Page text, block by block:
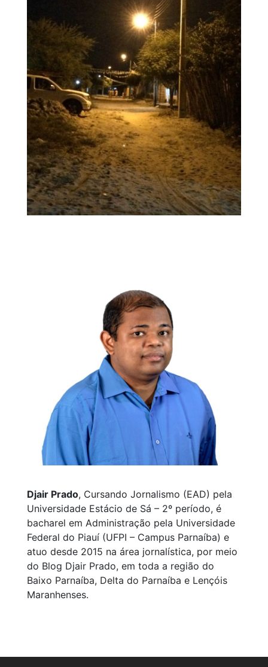
Djair Prado, Cursando Jornalismo (EAD) pela
Universidade Estácio de Sá – 2º período, é
bacharel em Administração pela Universidade
Federal do Piauí (UFPI – Campus Parnaíba) e
atuo desde 2015 na área jornalística, por meio
do Blog Djair Prado, em toda a região do
Baixo Parnaíba, Delta do Parnaíba e Lençóis
Maranhenses.